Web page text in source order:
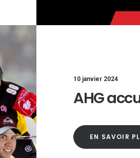
10 janvier 2024
AHG
EN SAVOIR